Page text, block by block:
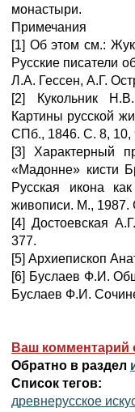
монастыри.
Примечания
[1] Об этом см.:
Русские писатели
Л.А. Гессен, А.Г.
[2] Кукольник
Картины русской
СПб., 1846. С. 8, 10,
[3] Характерный
«Мадонне» кисти
Русская икона
живописи. М., 1987.
[4] Достоевская
377.
[5] Архиепископ
[6] Буслаев Ф.И.
Буслаев Ф.И.
Ваш комментарий
Обратно в раздел
Список тегов:
древнерусское